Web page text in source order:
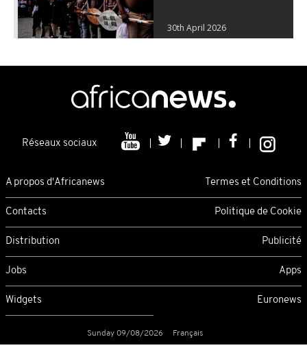
30th April 2026
Réseaux sociaux
A propos d'Africanews Termes et Conditions
Contacts Politique de Cookie
Distribution Publicité
Jobs Apps
Widgets Euronews
Sunday 09/08/2026